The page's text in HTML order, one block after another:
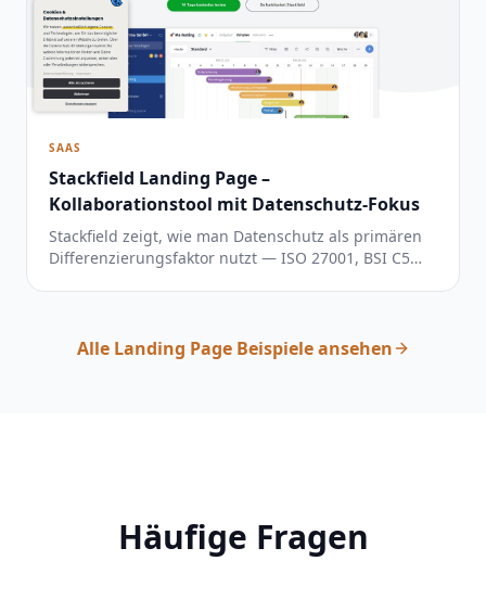
SAAS
Stackfield Landing Page –
Kollaborationstool mit Datenschutz-Fokus
Stackfield zeigt, wie man Datenschutz als primären
Differenzierungsfaktor nutzt — ISO 27001, BSI C5
Alle Landing Page Beispiele ansehen
Häufige Fragen